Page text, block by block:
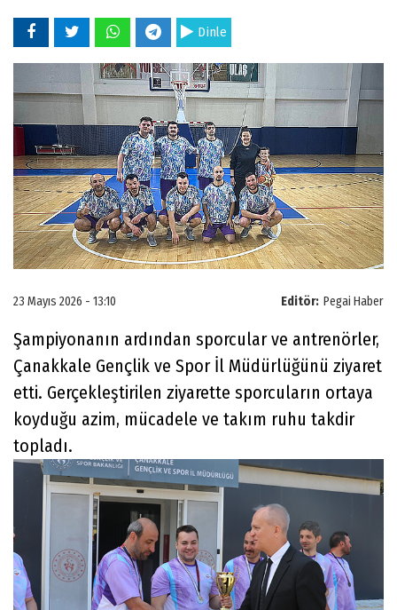
Dinle
Editör: Pegai Haber
23 Mayıs 2026 - 13:10
Şampiyonanın ardından sporcular ve antrenörler,
Çanakkale Gençlik ve Spor İl Müdürlüğünü ziyaret
etti. Gerçekleştirilen ziyarette sporcuların ortaya
koyduğu azim, mücadele ve takım ruhu takdir
topladı.